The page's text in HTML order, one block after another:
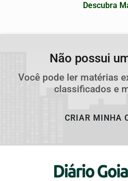
Descubra
Não possui
Você pode ler matérias
classificados e
CRIAR MINHA